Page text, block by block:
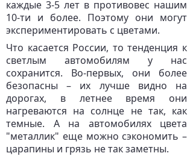
каждые 3-5 лет в противовес нашим
10-ти и более. Поэтому они могут
экспериментировать с цветами.
Что касается России, то тенденция к
светлым автомобилям у нас
сохранится. Во-первых, они более
безопасны – их лучше видно на
дорогах, в летнее время они
нагреваются на солнце не так, как
темные. А на автомобилях цвета
"металлик" еще можно сэкономить –
царапины и грязь не так заметны.